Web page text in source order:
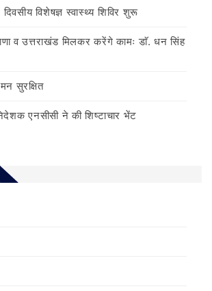
विशेषज्ञ स्वास्थ्य शिविर शुरू
व उत्तराखंड मिलकर करेंगे कामः डाॅ. धन सिंह
सुरक्षित
एनसीसी ने की शिष्टाचार भेंट